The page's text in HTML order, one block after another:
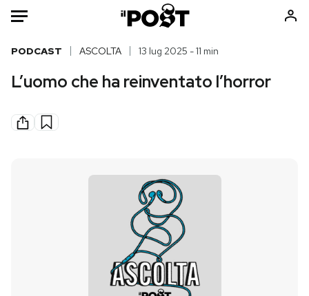
Auto
HOME
Italia
Mondo
Tecnologia
Storie/Idee
Ok Boomer!
Media
Europa
Mondiali calcio 2026
PODCAST ASCOLTA 13 lug 2025 - 11 min
L’uomo che ha reinventato l’horror